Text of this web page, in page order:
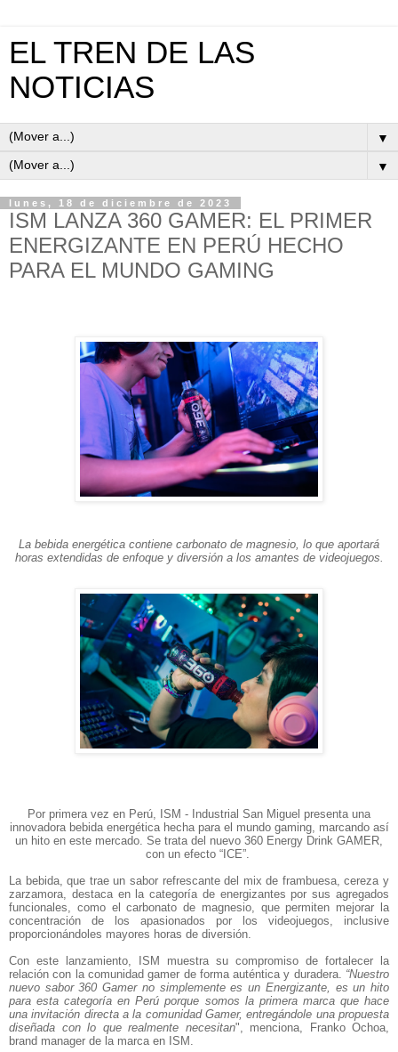
EL TREN DE LAS
NOTICIAS
▼
▼
lunes, 18 de diciembre de 2023
ISM LANZA 360 GAMER: EL PRIMER
ENERGIZANTE EN PERÚ HECHO
PARA EL MUNDO GAMING
La bebida energética contiene carbonato de magnesio, lo que aportará
horas extendidas de enfoque y diversión a los amantes de videojuegos.
Por primera vez en Perú, ISM - Industrial San Miguel presenta una
innovadora bebida energética hecha para el mundo gaming, marcando así
un hito en este mercado. Se trata del nuevo 360 Energy Drink GAMER,
con un efecto “ICE”.
La bebida, que trae un sabor refrescante del mix de frambuesa, cereza y
zarzamora, destaca en la categoría de energizantes por sus agregados
funcionales, como el carbonato de magnesio, que permiten mejorar la
concentración de los apasionados por los videojuegos, inclusive
proporcionándoles mayores horas de diversión.
Con este lanzamiento, ISM muestra su compromiso de fortalecer la
relación con la comunidad gamer de forma auténtica y duradera. “Nuestro
nuevo sabor 360 Gamer no simplemente es un Energizante, es un hito
para esta categoría en Perú porque somos la primera marca que hace
una invitación directa a la comunidad Gamer, entregándole una propuesta
diseñada con lo que realmente necesitan", menciona, Franko Ochoa,
brand manager de la marca en ISM.